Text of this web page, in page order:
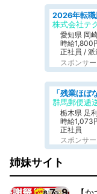
株式会社テ
愛知県 岡
時給1,800
正社員 / 派
スポンサ
栃木県 足
時給1,073
正社員
スポンサ
姉妹サイト